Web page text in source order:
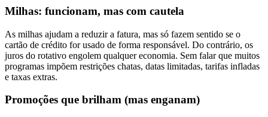
Milhas: funcionam, mas com cautela
As milhas ajudam a reduzir a fatura, mas só fazem sentido se o
cartão de crédito for usado de forma responsável. Do contrário, os
juros do rotativo engolem qualquer economia. Sem falar que muitos
programas impõem restrições chatas, datas limitadas, tarifas infladas
e taxas extras.
Promoções que brilham (mas enganam)